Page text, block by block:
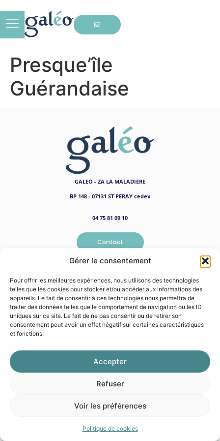
Gérer le consentement
Pour offrir les meilleures expériences, nous utilisons des technologies
telles que les cookies pour stocker et/ou accéder aux informations des
appareils. Le fait de consentir à ces technologies nous permettra de
traiter des données telles que le comportement de navigation ou les ID
uniques sur ce site. Le fait de ne pas consentir ou de retirer son
consentement peut avoir un effet négatif sur certaines caractéristiques
et fonctions.
Accepter
Refuser
Voir les préférences
Politique de cookies
Presque’île
Guérandaise
GALEO - ZA LA MALADIERE
BP 148 - 07131 ST PERAY cedex
04 75 81 09 10
Contact
© 2026 GaléoMentions légalesPolitique de confidentialité